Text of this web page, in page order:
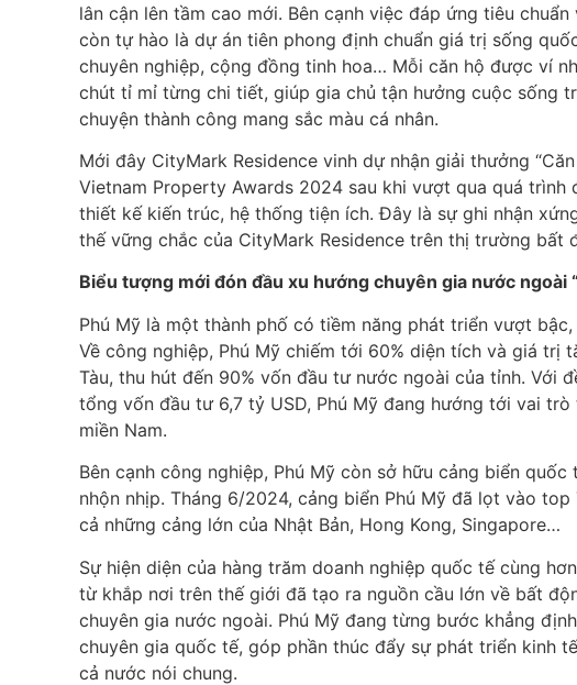
lân cận lên tầm cao mới. Bên cạnh việc đáp ứng tiêu
còn tự hào là dự án tiên phong định chuẩn giá trị sống
chuyên nghiệp, cộng đồng tinh hoa… Mỗi căn hộ được ví
chút tỉ mỉ từng chi tiết, giúp gia chủ tận hưởng cuộc sống
chuyện thành công mang sắc màu cá nhân.
Mới đây CityMark Residence vinh dự nhận giải thưởng
Vietnam Property Awards 2024 sau khi vượt qua quá
thiết kế kiến trúc, hệ thống tiện ích. Đây là sự ghi nhận
thế vững chắc của CityMark Residence trên thị trường bất
Biểu tượng mới đón đầu xu hướng chuyên gia nước ngoài
Phú Mỹ là một thành phố có tiềm năng phát triển vượt
Về công nghiệp, Phú Mỹ chiếm tới 60% diện tích và giá trị
Tàu, thu hút đến 90% vốn đầu tư nước ngoài của tỉnh. Với
tổng vốn đầu tư 6,7 tỷ USD, Phú Mỹ đang hướng tới vai
miền Nam.
Bên cạnh công nghiệp, Phú Mỹ còn sở hữu cảng biển
nhộn nhịp. Tháng 6/2024, cảng biển Phú Mỹ đã lọt vào
cả những cảng lớn của Nhật Bản, Hong Kong, Singapore…
Sự hiện diện của hàng trăm doanh nghiệp quốc tế cùng
từ khắp nơi trên thế giới đã tạo ra nguồn cầu lớn về bất
chuyên gia nước ngoài. Phú Mỹ đang từng bước khẳng
chuyên gia quốc tế, góp phần thúc đẩy sự phát triển kinh
cả nước nói chung.